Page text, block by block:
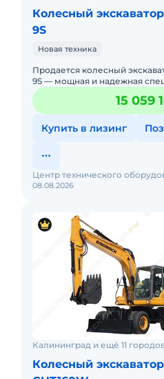
Колесный
9S
Новая техника
Продается колесный
9S — мощная и надежная
профессиональных
работ. Если вам нужен экскав
15 059
Купить в лизинг
08.08.2026
Центр технического
Калининград и ещё 11
Колесный